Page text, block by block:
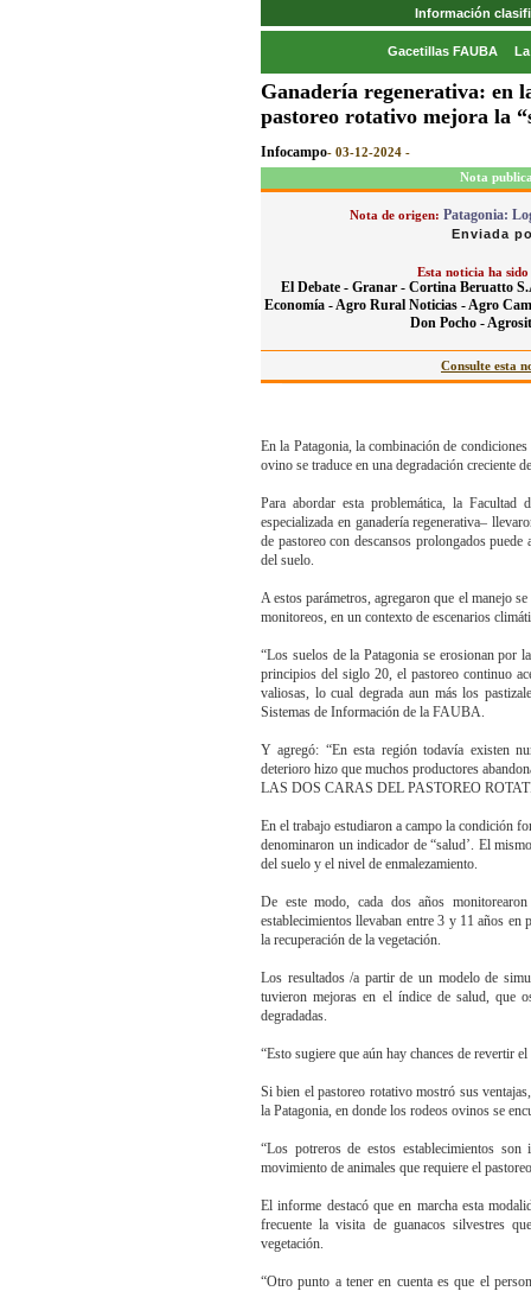
Información
Gacetillas FAUBA
Ganadería regenerativa: en
pastoreo rotativo mejora la
Infocampo- 03-12-2024 -
Nota
Nota de origen: Patagonia:
Enviada
Esta noticia ha
El Debate - Granar - Cortina Beruatto
Economía -Agro Rural Noticias -Agro
Don Pocho -
Consulte esta
En la Patagonia, la combinación de
ovino se traduce en una degradación creciente
Para abordar esta problemática, la
especializada en ganadería regenerativa–
de pastoreo con descansos prolongados
del suelo.
A estos parámetros, agregaron que el manejo
monitoreos, en un contexto de escenarios
“Los suelos de la Patagonia se erosionan por
principios del siglo 20, el pastoreo continuo
valiosas, lo cual degrada aun más los
Sistemas de Información de la FAUBA.
Y agregó: “En esta región todavía existen
deterioro hizo que muchos productores
LAS DOS CARAS DEL PASTOREO
En el trabajo estudiaron a campo la condición
denominaron un indicador de “salud’. El
del suelo y el nivel de enmalezamiento.
De este modo, cada dos años
establecimientos llevaban entre 3 y 11 años
la recuperación de la vegetación.
Los resultados /a partir de un modelo de
tuvieron mejoras en el índice de salud, que
degradadas.
“Esto sugiere que aún hay chances de revertir
Si bien el pastoreo rotativo mostró sus
la Patagonia, en donde los rodeos ovinos se
“Los potreros de estos establecimientos
movimiento de animales que requiere el
El informe destacó que en marcha esta
frecuente la visita de guanacos silvestres
vegetación.
“Otro punto a tener en cuenta es que el